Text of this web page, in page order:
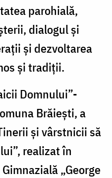
parohială,
dialogul și
și dezvoltarea
și tradiții.
Domnului”-
Brăiești, a
și vârstnicii să
realizat în
„George